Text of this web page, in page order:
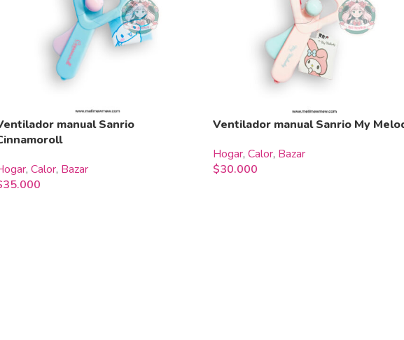
manual Sanrio
, Calor, Bazar
35.000
Ventilador manual Sanrio My
Hogar, Calor, Bazar
$30.000